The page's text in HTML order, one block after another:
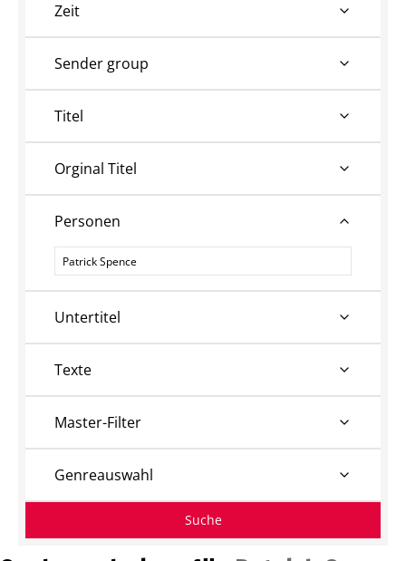
Zeit
Sender group
Titel
Orginal Titel
Personen
Personen
Untertitel
Texte
Master-Filter
Genreauswahl
Suche